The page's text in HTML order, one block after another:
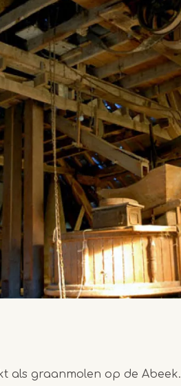
als graanmolen op de Abeek.